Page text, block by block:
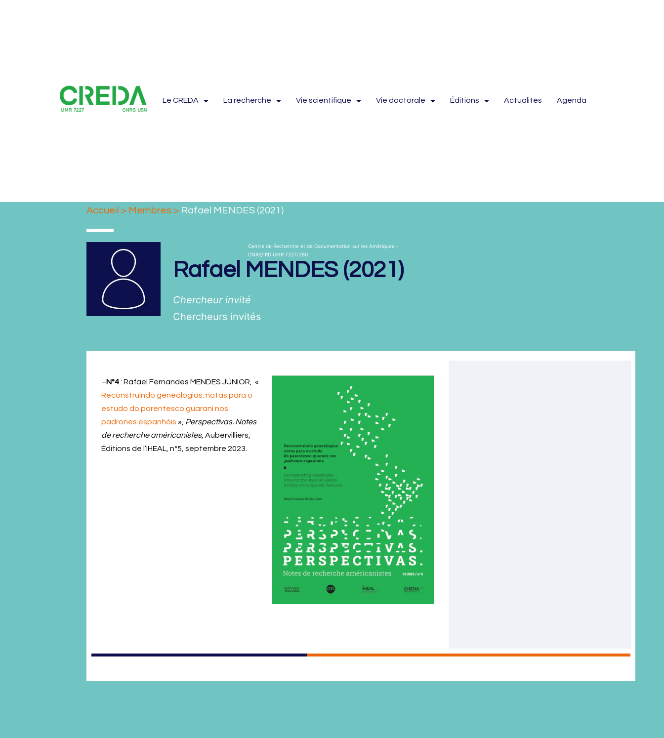
Le CREDA La recherche Vie scientifique Vie doctorale Éditions Actualités Agenda
Accueil > Membres> Rafael MENDES (2021)
Centre de Recherche et de Documentation sur les Amériques -
CNRS/IRD UMR 7227/280
Rafael MENDES (2021)
Chercheur invité
Chercheurs invités
–N°4: Rafael Fernandes MENDES JÚNIOR, «
Reconstruindo genealogias: notas para o
estudo do parentesco guarani nos
padrones espanhóis », Perspectivas. Notes
de recherche américanistes, Aubervilliers,
Éditions de l’IHEAL, n°5, septembre 2023.